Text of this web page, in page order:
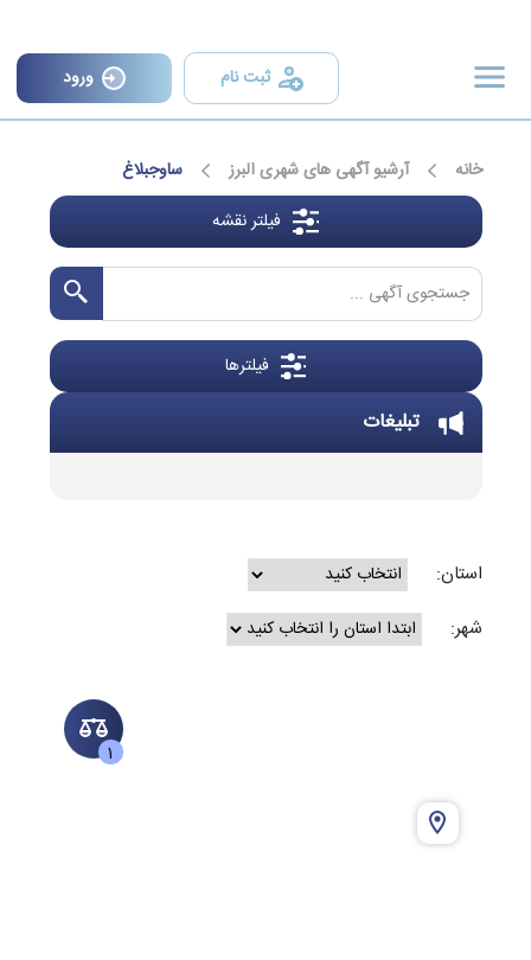
ثبت نام ورود
خانه آرشیو آگهی های شهری البرز
ساوجبلاغ
فیلتر نقشه
فیلترها
تبلیغات
استان:
شهر:
1